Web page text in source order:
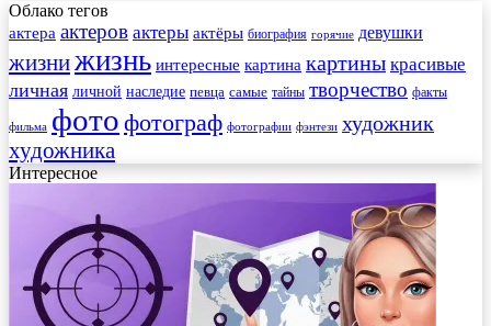
Облако тегов
актера актеров актеры актёры биография горячие девушки
жизнижизнь интересные картина картины красивые
личная личной наследие певца самые тайны творчество факты
фильма фото фотограф фотографии фэнтези художник
художника
Интересное